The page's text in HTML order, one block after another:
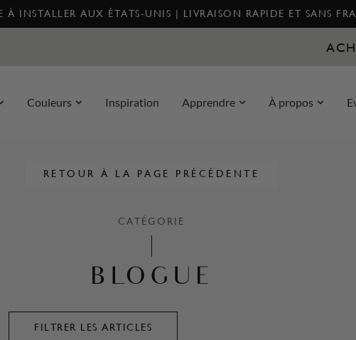
INSTALLER AUX ÉTATS-UNIS | LIVRAISON RAPIDE ET SANS
Couleurs Inspiration Apprendre À propos
RETOUR À LA PAGE PRÉCÉDENTE
CATÉGORIE
BLOGUE
FILTRER LES ARTICLES